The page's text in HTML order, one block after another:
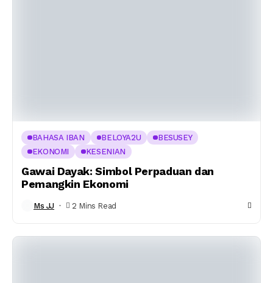
BAHASA IBAN BELOYA2U
BESUSEY
EKONOMI
KESENIAN
Gawai Dayak: Simbol Perpaduan dan
Pemangkin Ekonomi
Ms JJ 2 Mins Read